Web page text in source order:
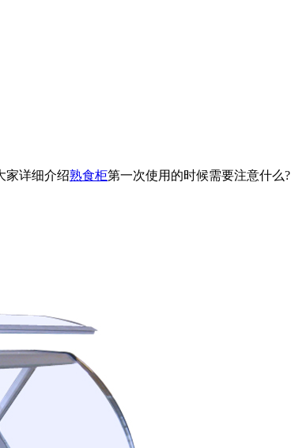
家详细介绍熟食柜第一次使用的时候需要注意什么?